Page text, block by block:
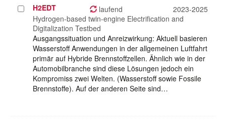
Projekt
auswählen
H2EDT laufend
2023-2025
Hydrogen-based twin-engine Electrification and
Digitalization Testbed
Ausgangssituation und Anreizwirkung: Aktuell basieren
Wasserstoff Anwendungen in der allgemeinen Luftfahrt
primär auf Hybride Brennstoffzellen. Ähnlich wie in der
Automobilbranche sind diese Lösungen jedoch ein
Kompromiss zwei Welten. (Wasserstoff sowie Fossile
Brennstoffe). Auf der anderen Seite sind…